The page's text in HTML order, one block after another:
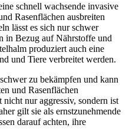
schnell wachsende invasive
Rasenflächen ausbreiten
lässt es sich nur schwer
in Bezug auf Nährstoffe und
produziert auch eine
und Tiere verbreitet werden.
zu bekämpfen und kann
und Rasenflächen
nur aggressiv, sondern ist
gilt sie als ernstzunehmende
darauf achten, ihre